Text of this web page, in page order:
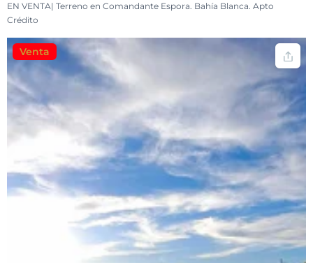
EN VENTA| Terreno en Comandante Espora. Bahía Blanca. Apto
Crédito
Venta